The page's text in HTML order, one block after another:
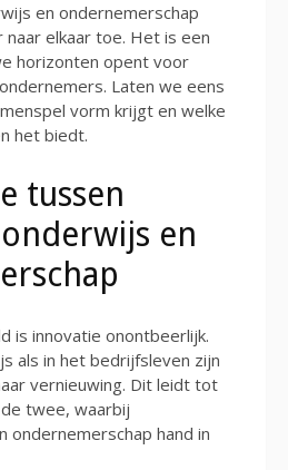
en ondernemerschap
elkaar toe. Het is een
horizonten opent voor
Laten we eens
vorm krijgt en welke
het biedt.
tussen
en
is innovatie onontbeerlijk.
als in het bedrijfsleven zijn
vernieuwing. Dit leidt tot
twee, waarbij
ondernemerschap hand in